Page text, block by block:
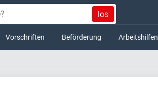
los
Vorschriften Beförderung Arbeitshilfen